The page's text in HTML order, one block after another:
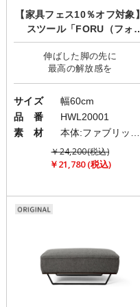
【家具フェス10％オフ対象】
スツール「FORU（フォ
ル）」
伸ばした脚の先に
サイズ
幅60cm
品 番
HWL20001
素 材
￥24,200(税込)
￥21,780 (税込)